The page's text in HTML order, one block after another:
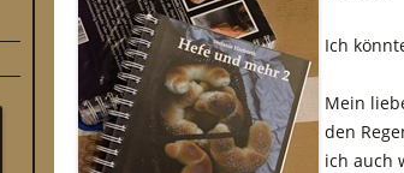
Ich
Mein
den
ich auch